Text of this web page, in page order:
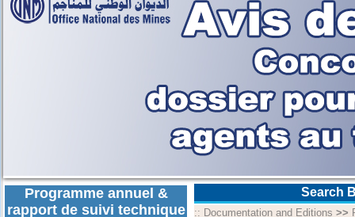
Programme annuel &
rapport de suivi technique
Search
:: Documentation and Editions >>